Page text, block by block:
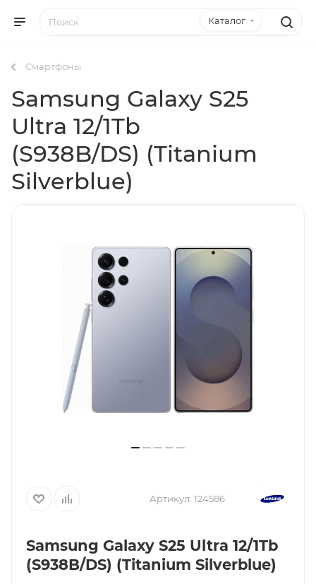
Каталог
Смартфоны
Samsung Galaxy S25
Ultra 12/1Tb
(S938B/DS) (Titanium
Silverblue)
Артикул: 124586
Samsung Galaxy S25 Ultra 12/1Tb
(S938B/DS) (Titanium Silverblue)